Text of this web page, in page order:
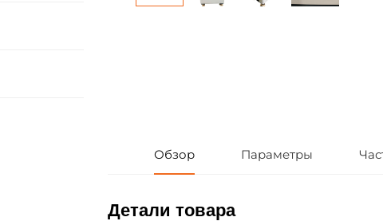
Обзор Параметры
Детали товара